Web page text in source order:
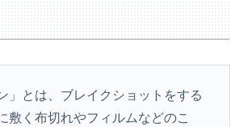
」とは、ブレイクショットをする
敷く布切れやフィルムなどのこ